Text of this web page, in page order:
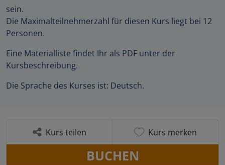
sein.
Die Maximalteilnehmerzahl für diesen Kurs liegt bei 12
Personen.
Eine Materialliste findet Ihr als PDF unter der
Kursbeschreibung.
Die Sprache des Kurses ist: Deutsch.
Kurs teilen Kurs merken
BUCHEN